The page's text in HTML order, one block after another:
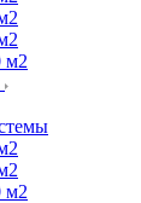
м2
м2